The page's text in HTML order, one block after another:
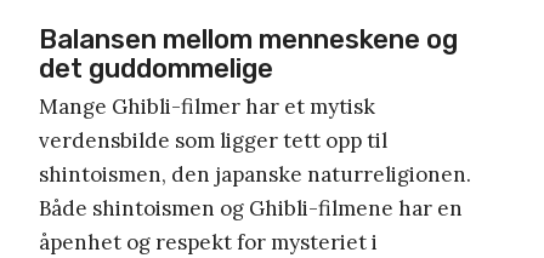
Balansen mellom menneskene og
det guddommelige
Mange Ghibli-filmer har et mytisk
verdensbilde som ligger tett opp til
shintoismen, den japanske naturreligionen.
Både shintoismen og Ghibli-filmene har en
åpenhet og respekt for mysteriet i